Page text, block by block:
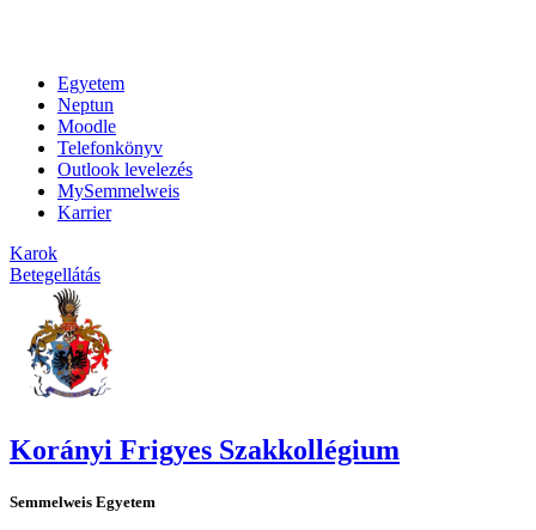
Egyetem
Neptun
Moodle
Telefonkönyv
Outlook levelezés
MySemmelweis
Karrier
Karok
Betegellátás
Korányi Frigyes Szakkollégium
Semmelweis Egyetem